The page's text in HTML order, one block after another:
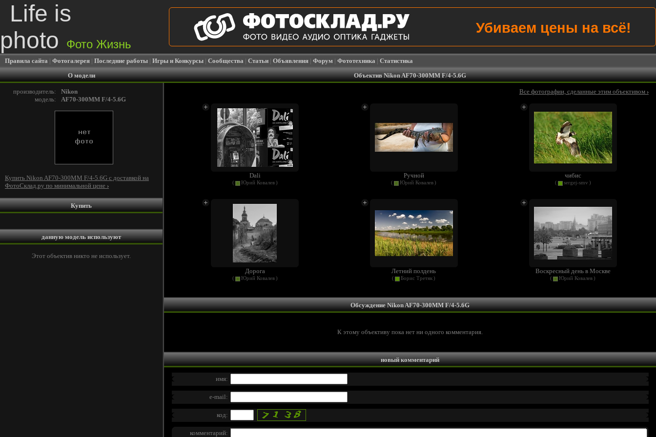
Life is
photo
Фото Жизнь
Убиваем цены на всё!
Правила сайта | Фотогалерея | Последние работы | Игры и Конкурсы | Сообщества | Статьи | Объявления | Форум | Фототехника | Статистика
О модели
Объектив Nikon AF70-300MM F/4-5.6G
производитель:
Nikon
модель:
AF70-300MM F/4-5.6G
Купить Nikon AF70-300MM F/4-5.6G c доставкой на
ФотоСклад.ру по минимальной цене ›
Купить
данную модель используют
Этот объектив никто не использует.
Все фотографии, сделанные этим объективом ›
Dali
( Юрий Ковалев )
Ручной
( Юрий Ковалев)
чибис
( sergej-smv )
Дорога
( Юрий Ковалев )
Летний полдень
( Борис Третяк)
Воскресный день в Москве
( Юрий Ковалев)
Обсуждение Nikon AF70-300MM F/4-5.6G
К этому объективу пока нет ни одного комментария.
новый комментарий
имя:
e-mail:
код:
комментарий: